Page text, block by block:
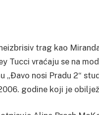
trag kao
Tucci vraćaju se na
„Đavo nosi Pradu 2“
godine koji je